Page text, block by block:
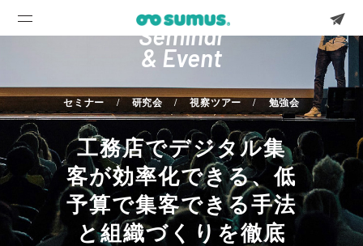
Seminar
& Event
セミナー 研究会 視察ツアー 勉強会
工務店でデジタル集
客が効率化できる、低
予算で集客できる手法
と組織づくりを徹底